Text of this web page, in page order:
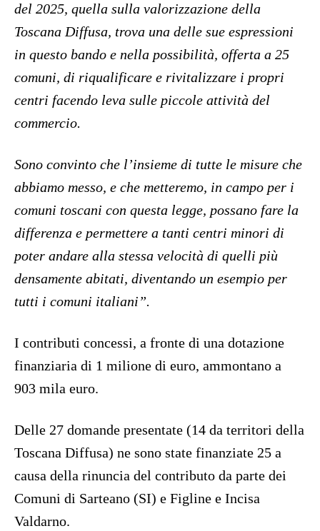
del 2025, quella sulla valorizzazione della
Toscana Diffusa, trova una delle sue espressioni
in questo bando e nella possibilità, offerta a 25
comuni, di riqualificare e rivitalizzare i propri
centri facendo leva sulle piccole attività del
commercio.
Sono convinto che l’insieme di tutte le misure che
abbiamo messo, e che metteremo, in campo per i
comuni toscani con questa legge, possano fare la
differenza e permettere a tanti centri minori di
poter andare alla stessa velocità di quelli più
densamente abitati, diventando un esempio per
tutti i comuni italiani”.
I contributi concessi, a fronte di una dotazione
finanziaria di 1 milione di euro, ammontano a
903 mila euro.
Delle 27 domande presentate (14 da territori della
Toscana Diffusa) ne sono state finanziate 25 a
causa della rinuncia del contributo da parte dei
Comuni di Sarteano (SI) e Figline e Incisa
Valdarno.